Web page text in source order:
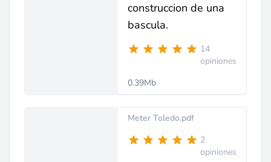
construccion de una
bascula.
14
opiniones
0.39Mb
Meter Toledo.pdf
2
opiniones